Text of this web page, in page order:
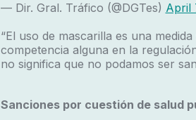
— Dir. Gral. Tráfico (@DGTes) April
“El uso de mascarilla es una
competencia alguna en la
no significa que no podamos ser
Sanciones por cuestión de salud